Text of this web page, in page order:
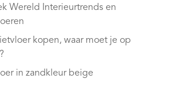
Wereld Interieurtrends en
kopen, waar moet je op
in zandkleur beige